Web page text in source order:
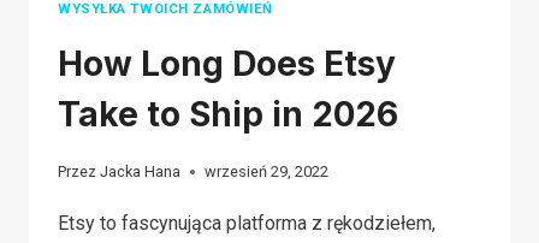
WYSYŁKA TWOICH ZAMÓWIEŃ
How Long Does Etsy
Take to Ship in 2026
Przez Jacka Hana wrzesień 29, 2022
Etsy to fascynująca platforma z rękodziełem,